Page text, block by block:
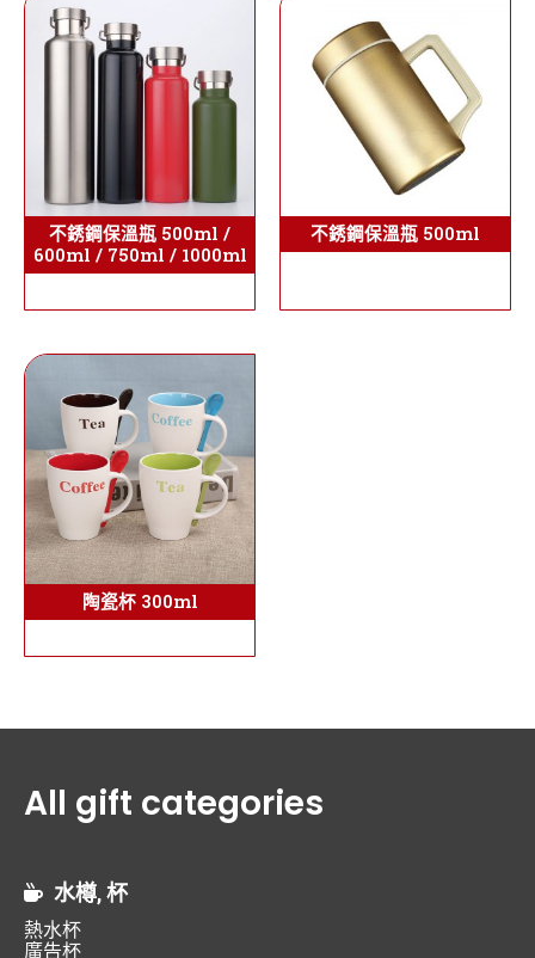
不銹鋼保溫瓶 500ml /
600ml / 750ml / 1000ml
不銹鋼保溫瓶 500ml
陶瓷杯 300ml
All gift categories
水樽, 杯
熱水杯
廣告杯